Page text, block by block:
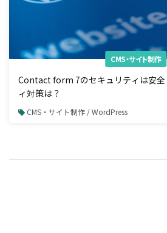
CMS・サイト制作
Contact form 7のセキュリティは安全
ィ対策は？
CMS・サイト制作 / WordPress